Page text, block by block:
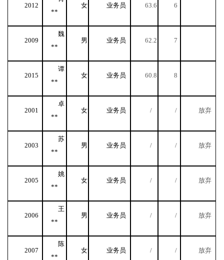
2012
**
女 业务员 63.6 6
2009
魏
**
男 业务员 62.2 7
2015
谭
**
女 业务员 60.8 8
2001
卓
**
女 业务员 / / 放弃
2003
苏
**
男 业务员 / / 放弃
2005
姚
**
女 业务员 / / 放弃
2006
王
**
男 业务员 / / 放弃
2007
陈
**
女 业务员 / / 放弃